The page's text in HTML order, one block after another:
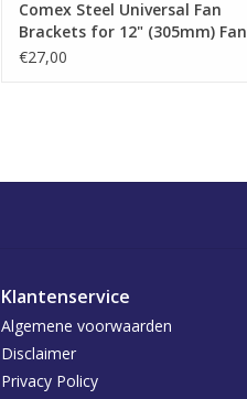
Comex Steel Universal Fan
Brackets for 12" (305mm) Fan
€27,00
Klantenservice
Algemene voorwaarden
Disclaimer
Privacy Policy